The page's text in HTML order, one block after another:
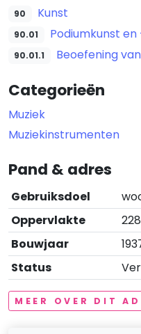
90 Kunst
90.01 Podiumkunst
90.01.1 Beoefening
Categorieën
Muziek
Muziekinstrumenten
Pand & adres
Gebruiksdoel
Oppervlakte
Bouwjaar
Status
MEER OVER DIT